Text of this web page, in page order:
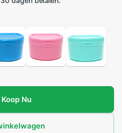
Koop Nu